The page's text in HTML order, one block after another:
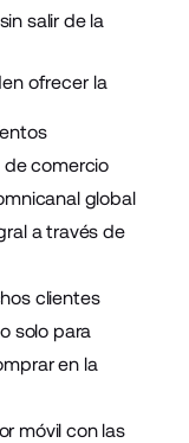
salir de la
ofrecer la
de comercio
global
a través de
clientes
solo para
en la
móvil con las